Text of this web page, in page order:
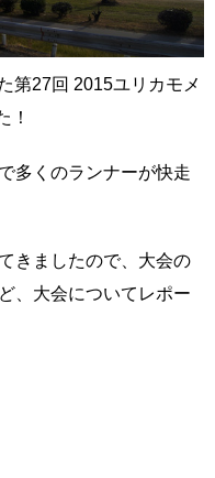
第27回 2015ユリカモメ
！
多くのランナーが快走
きましたので、大会の
、大会についてレポー